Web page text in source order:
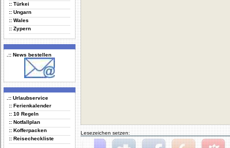
:: Türkei
:: Ungarn
:: Wales
:: Zypern
.:: News bestellen
.:: Urlaubservice
:: Ferienkalender
:: 10 Regeln
:: Notfallplan
:: Kofferpacken
:: Reisecheckliste
Lesezeichen setzen: